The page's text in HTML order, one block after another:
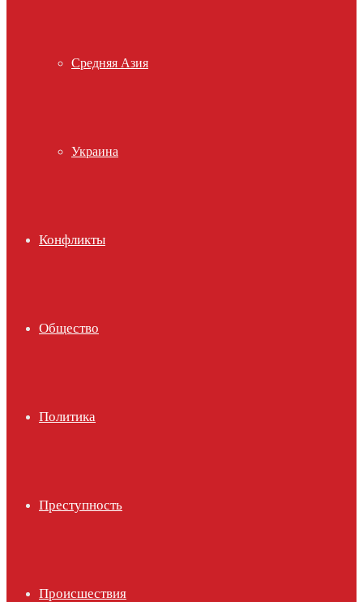
Средняя Азия
Украина
Конфликты
Общество
Политика
Преступность
Происшествия